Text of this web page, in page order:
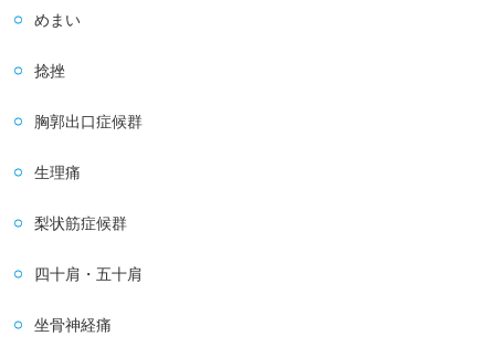
めまい
捻挫
胸郭出口症候群
生理痛
梨状筋症候群
四十肩・五十肩
坐骨神経痛